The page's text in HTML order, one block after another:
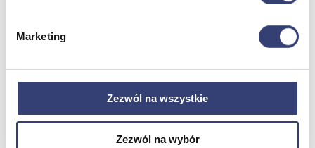
Marketing
Zezwól na wszystkie
Zezwól na wybór
Zobacz wszystko
Wynajem
Zobacz wszystko